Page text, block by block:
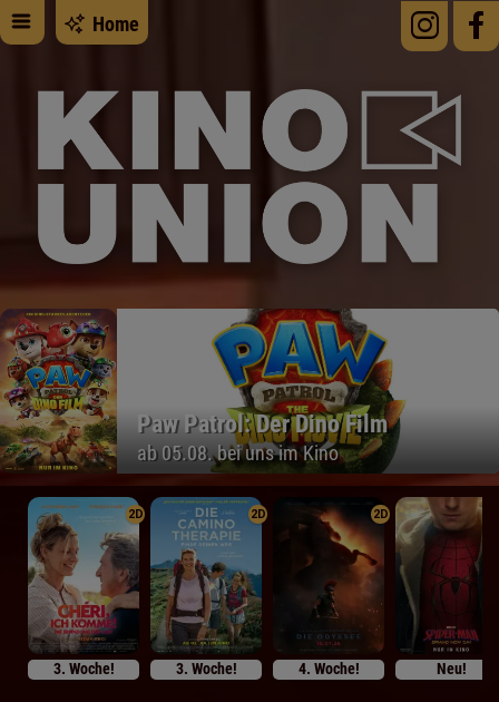
Home
Paw Patrol: Der Dino Film
ab 05.08. bei uns im Kino
2D
3. Woche!
2D
3. Woche!
2D
4. Woche! Neu!